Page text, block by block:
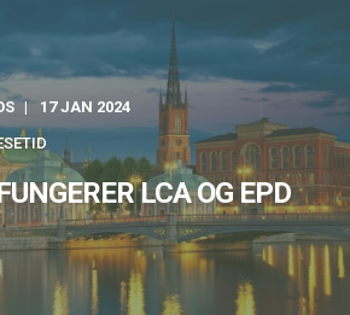
17 JAN 2024
LCA OG EPD